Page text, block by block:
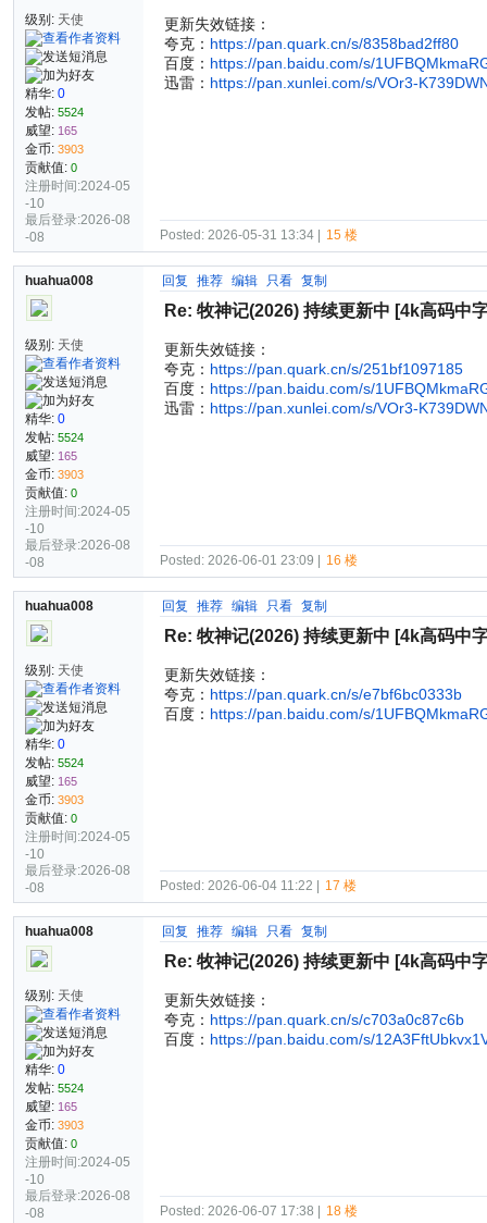
级别: 天使
精华: 0
发帖: 5524
威望: 165
金币: 3903
贡献值: 0
注册时间:2024-05
-10
最后登录:2026-08
-08
更新失效链接：
夸克： https://pan.quark.cn/s/8358bad2ff80
百度： https://pan.baidu.com/s/
迅雷： https://pan.xunlei.com/s/VOr3-
Posted: 2026-05-31 13:34 | 15 楼
huahua008
级别: 天使
精华: 0
发帖: 5524
威望: 165
金币: 3903
贡献值: 0
注册时间:2024-05
-10
最后登录:2026-08
-08
回复 推荐 编辑 只看 复制
Re: 牧神记(2026) 持续更新中 [4k高码中
更新失效链接：
夸克： https://pan.quark.cn/s/251bf1097185
百度： https://pan.baidu.com/s/
迅雷： https://pan.xunlei.com/s/VOr3-
Posted: 2026-06-01 23:09 | 16 楼
huahua008
级别: 天使
精华: 0
发帖: 5524
威望: 165
金币: 3903
贡献值: 0
注册时间:2024-05
-10
最后登录:2026-08
-08
回复 推荐 编辑 只看 复制
Re: 牧神记(2026) 持续更新中 [4k高码中
更新失效链接：
夸克： https://pan.quark.cn/s/e7bf6bc0333b
百度： https://pan.baidu.com/s/
Posted: 2026-06-04 11:22 | 17 楼
huahua008
级别: 天使
精华: 0
发帖: 5524
威望: 165
金币: 3903
贡献值: 0
注册时间:2024-05
-10
最后登录:2026-08
-08
回复 推荐 编辑 只看 复制
Re: 牧神记(2026) 持续更新中 [4k高码中
更新失效链接：
夸克： https://pan.quark.cn/s/c703a0c87c6b
百度： https://pan.baidu.com/s/
Posted: 2026-06-07 17:38 | 18 楼